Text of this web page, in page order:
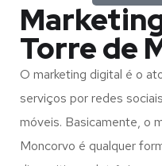
Torre de
O marketing digital é o
serviços por redes
móveis. Basicamente, o
Moncorvo é qualquer